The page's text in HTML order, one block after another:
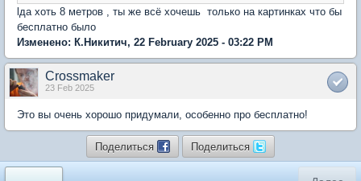
lда хоть 8 метров , ты же всё хочешь только на картинках что бы
бесплатно было
Изменено: К.Никитич, 22 February 2025 - 03:22 PM
Crossmaker
23 Feb 2025
Это вы очень хорошо придумали, особенно про бесплатно!
Поделиться Поделиться